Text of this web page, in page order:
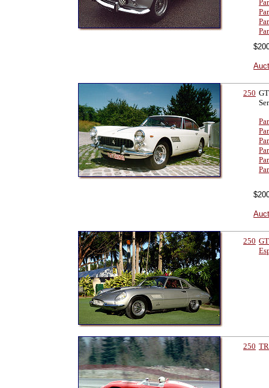
250
250
250